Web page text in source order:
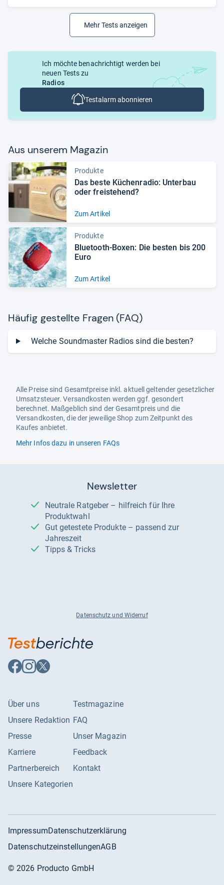
Mehr Tests anzeigen
Ich möchte benachrichtigt werden bei
neuen Tests zu
Radios
Testalarm abonnieren
Aus unse­rem Maga­zin
Produkte
Das beste Küchen­ra­dio: Unter­bau
oder frei­ste­hend?
Zum Artikel
Produkte
Blue­tooth-​Boxen: Die bes­ten bis 200
Euro
Zum Artikel
Häu­fig gestellte Fra­gen (FAQ)
Welche Soundmaster Radios sind die besten?
Alle Preise sind Gesamtpreise inkl. aktuell geltender gesetzlicher
Umsatzsteuer. Versandkosten werden ggf. gesondert
berechnet. Maßgeblich sind der Gesamtpreis und die
Versandkosten, die der jeweilige Shop zum Zeitpunkt des
Kaufes anbietet.
Mehr Infos dazu in unseren FAQs
Newsletter
Neutrale Ratgeber – hilfreich für Ihre
Produktwahl
Gut getestete Produkte – passend zur
Jahreszeit
Tipps & Tricks
Datenschutz und Widerruf
Auf
Facebook
Auf
Instagram
Auf
X
Über uns
Unsere Redaktion
Presse
Karriere
Partnerbereich
Unsere Kategorien
Testmagazine
FAQ
Unser Magazin
Feedback
Kontakt
ImpressumDatenschutzerklärung
DatenschutzeinstellungenAGB
©2026 Producto GmbH